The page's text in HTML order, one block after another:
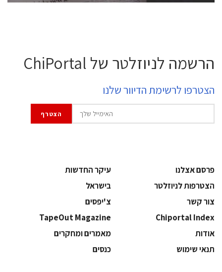
הרשמה לניוזלטר של ChiPortal
הצטרפו לרשימת הדיוור שלנו
פרסם אצלנו
עיקר החדשות
הצטרפות לניוזלטר
בישראל
צור קשר
צ'יפסים
Chiportal Index
TapeOut Magazine
אודות
מאמרים ומחקרים
תנאי שימוש
כנסים